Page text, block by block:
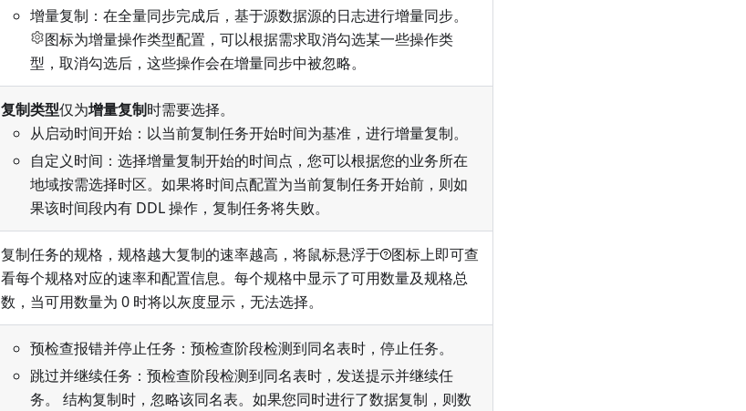
增量复制：在全量同步完成后，基于源数据源的日志进行增量同步。
图标为增量操作类型配置，可以根据需求取消勾选某一些操作类
型，取消勾选后，这些操作会在增量同步中被忽略。
复制类型仅为增量复制时需要选择。
从启动时间开始：以当前复制任务开始时间为基准，进行增量复制。
自定义时间：选择增量复制开始的时间点，您可以根据您的业务所在
地域按需选择时区。如果将时间点配置为当前复制任务开始前，则如
果该时间段内有 DDL 操作，复制任务将失败。
复制任务的规格，规格越大复制的速率越高，将鼠标悬浮于 图标上即可查
看每个规格对应的速率和配置信息。每个规格中显示了可用数量及规格总
数，当可用数量为 0 时将以灰度显示，无法选择。
预检查报错并停止任务：预检查阶段检测到同名表时，停止任务。
跳过并继续任务：预检查阶段检测到同名表时，发送提示并继续任
务。 结构复制时，忽略该同名表。如果您同时进行了数据复制，则数